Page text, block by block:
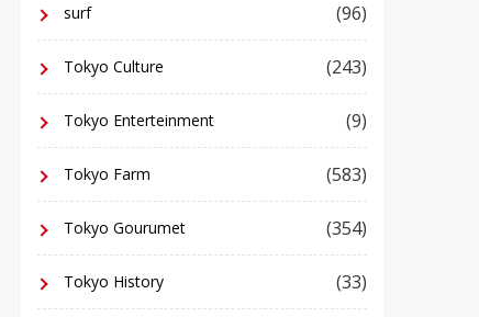
surf (96)
Tokyo Culture (243)
Tokyo Enterteinment (9)
Tokyo Farm (583)
Tokyo Gourumet (354)
Tokyo History (33)